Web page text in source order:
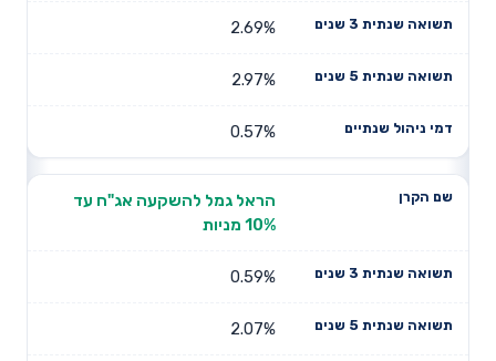
2.69%
2.97%
0.57%
הראל גמל להשקעה אג"ח עד
10% מניות
0.59%
2.07%